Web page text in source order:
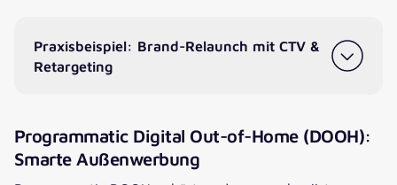
Praxisbeispiel: Brand-Relaunch mit CTV &
Retargeting
Programmatic Digital Out-of-Home (DOOH):
Smarte Außenwerbung